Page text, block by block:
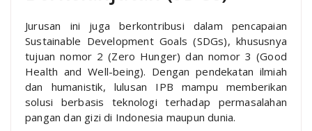
Jurusan ini juga berkontribusi dalam pencapaian
Sustainable Development Goals (SDGs), khususnya
tujuan nomor 2 (Zero Hunger) dan nomor 3 (Good
Health and Well-being). Dengan pendekatan ilmiah
dan humanistik, lulusan IPB mampu memberikan
solusi berbasis teknologi terhadap permasalahan
pangan dan gizi di Indonesia maupun dunia.